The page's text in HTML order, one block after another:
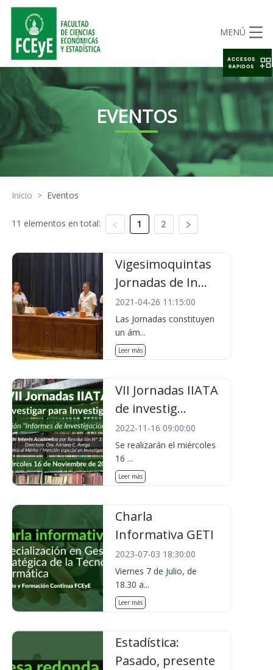
MENÚ
EVENTOS
Inicio > Eventos
11 elementos en total: 1 2
Vigesimoquintas
Jornadas de In...
2021-04-26 11:15:00
Las Jornadas constituyen
un ám...
Leer más
VII Jornadas IIATA
de investig...
2022-11-16 09:00:00
Se realizarán el miércoles
16 ...
Leer más
Charla
Informativa GETI
2023-07-03 18:30:00
Viernes 7 de Julio, de
18.30 a...
Leer más
Estadística:
Pasado, presente
ACCESOS
RAPIDOS